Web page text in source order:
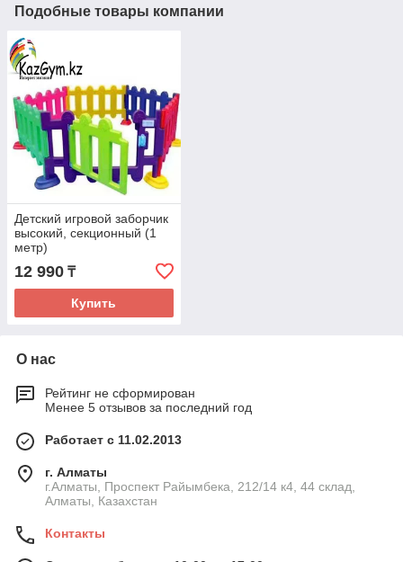
Подобные товары компании
Детский игровой заборчик
высокий, секционный (1
метр)
12 990 ₸
Купить
О нас
Рейтинг не сформирован
Менее 5 отзывов за последний год
Работает с 11.02.2013
г. Алматы
г.Алматы, Проспект Райымбека, 212/14 к4, 44 склад,
Алматы, Казахстан
Контакты